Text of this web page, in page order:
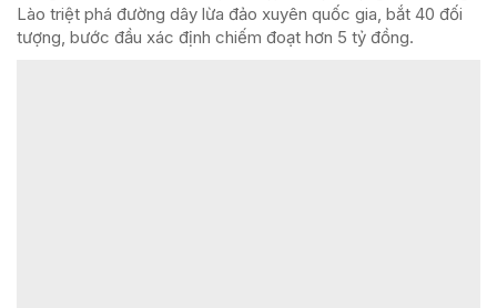
Lào triệt phá đường dây lừa đảo xuyên quốc gia, bắt 40 đối
tượng, bước đầu xác định chiếm đoạt hơn 5 tỷ đồng.